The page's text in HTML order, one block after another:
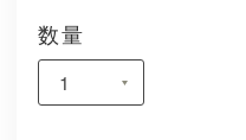
数量